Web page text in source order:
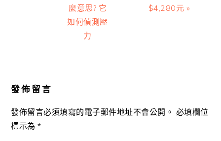
麼意思? 它
如何偵測壓
力
$4,280元 »
發佈留言
發佈留言必須填寫的電子郵件地址不會公開。 必填欄位
標示為*